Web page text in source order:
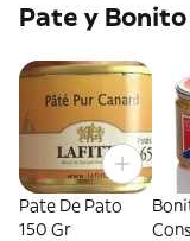
Pate y Bonito
Pate De Pato
150 Gr